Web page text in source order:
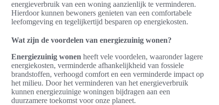
energieverbruik van een woning aanzienlijk te verminderen.
Hierdoor kunnen bewoners genieten van een comfortabele
leefomgeving en tegelijkertijd besparen op energiekosten.
Wat zijn de voordelen van energiezuinig wonen?
Energiezuinig wonen heeft vele voordelen, waaronder lagere
energiekosten, verminderde afhankelijkheid van fossiele
brandstoffen, verhoogd comfort en een verminderde impact op
het milieu. Door het verminderen van het energieverbruik
kunnen energiezuinige woningen bijdragen aan een
duurzamere toekomst voor onze planeet.